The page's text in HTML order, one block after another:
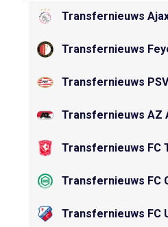
Transfernieuws
Transfernieuws
Transfernieuws
Transfernieuws AZ
Transfernieuws FC
Transfernieuws FC
Transfernieuws FC